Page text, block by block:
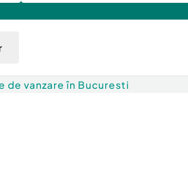
de vanzare în Bucuresti